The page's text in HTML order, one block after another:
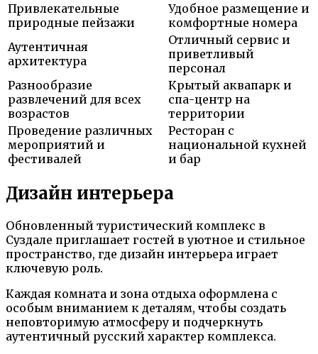
Привлекательные
природные пейзажи
Удобное размещение и
комфортные номера
Аутентичная
архитектура
Отличный сервис и
приветливый
персонал
Разнообразие
развлечений для всех
возрастов
Крытый аквапарк и
спа-центр на
территории
Проведение различных
мероприятий и
фестивалей
Ресторан с
национальной кухней
и бар
Дизайн интерьера
Обновленный туристический комплекс в
Суздале приглашает гостей в уютное и стильное
пространство, где дизайн интерьера играет
ключевую роль.
Каждая комната и зона отдыха оформлена с
особым вниманием к деталям, чтобы создать
неповторимую атмосферу и подчеркнуть
аутентичный русский характер комплекса.